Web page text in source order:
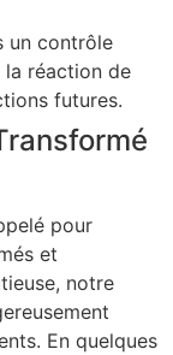
un contrôle
réaction de
futures.
pour
et
notre
En quelques